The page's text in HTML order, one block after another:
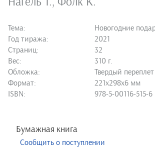
Тема:
Новогодние
Год тиража:
2021
Страниц:
32
Вес:
310 г.
Обложка:
Твердый переплет
Формат:
221х298х6 мм
ISBN:
978-5-00116-515-6
Бумажная книга
Сообщить о поступлении